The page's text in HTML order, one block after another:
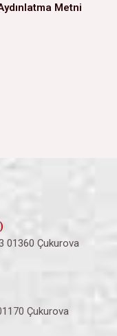
Metni
01360 Çukurova
Çukurova